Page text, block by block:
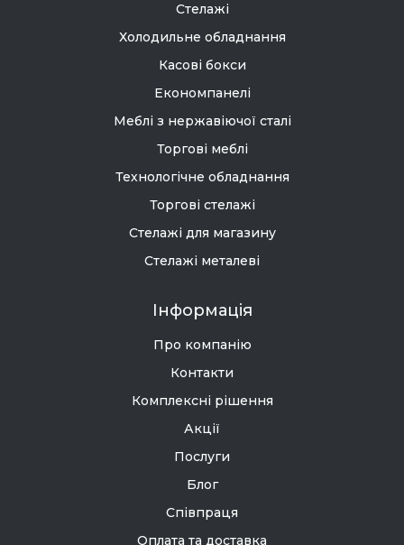
Стелажі
Холодильне обладнання
Касові бокси
Економпанелі
Меблі з нержавіючої сталі
Торгові меблі
Технологічне обладнання
Торгові стелажі
Стелажі для магазину
Стелажі металеві
Інформація
Про компанію
Контакти
Комплексні рішення
Акції
Послуги
Блог
Співпраця
Оплата та доставка